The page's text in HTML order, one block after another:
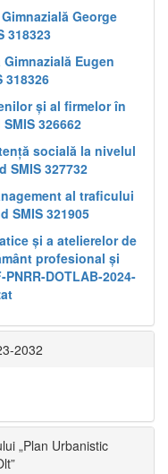
George
318323
Eugen
318326
și al firmelor în
326662
socială la nivelul
SMIS 327732
al traficului
SMIS 321905
și a atelierelor de
profesional și
DOTLAB-2024-
2032
„Plan Urbanistic